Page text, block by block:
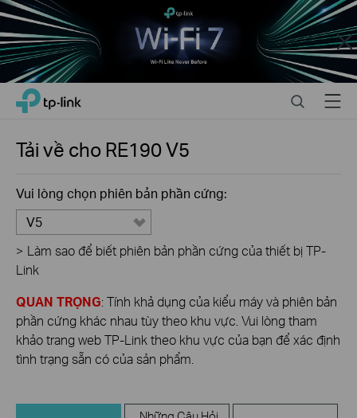
Close
Click
the
navigation
TP-Link, Reliably Smart SearchMenu
Tải về cho RE190V5
Vui lòng chọn phiên bản phần cứng:
V5
> Làm sao để biết phiên bản phần cứng của thiết bị TP-
Link
QUAN TRỌNG: Tính khả dụng của kiểu máy và phiên bản
phần cứng khác nhau tùy theo khu vực. Vui lòng tham
khảo trang web TP-Link theo khu vực của bạn để xác định
tình trạng sẵn có của sản phẩm.